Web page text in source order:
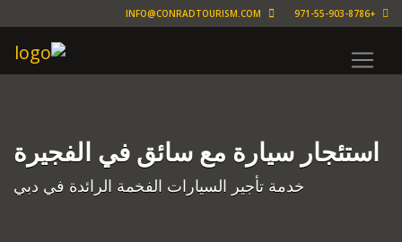
+971-55-903-8786
استئجار سيارة مع سائق في الفجيرة
خدمة تأجير السيارات الفخمة الرائدة في دبي